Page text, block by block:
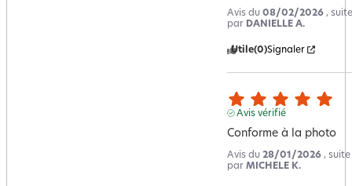
Avis du 08/02/2026 ,
par DANIELLE A.
Utile(0)Signaler
Avis vérifié
Conforme à la photo
Avis du 28/01/2026 ,
par MICHELE K.